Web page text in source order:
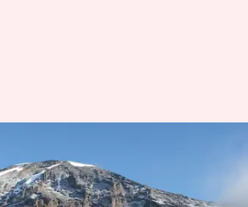
नजारा है बहुत खूबसूरत,